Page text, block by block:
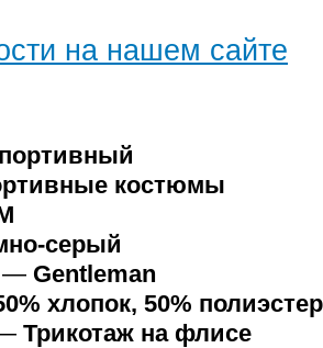
на нашем сайте
костюмы
серый
— Gentleman
хлопок, 50% полиэстер
Трикотаж на флисе